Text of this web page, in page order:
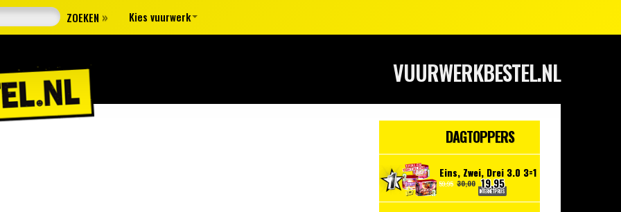
ZOEKEN » Kies vuurwerk
VUURWERKBESTEL.NL
DAGTOPPERS
Eins, Zwei, Drei 3.0 3=1
59,95 30,00 19,95
INTERNETPRIJS